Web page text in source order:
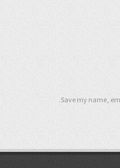
Save my name,